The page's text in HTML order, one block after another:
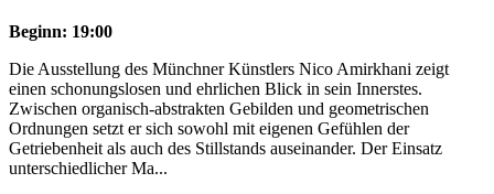
Beginn: 19:00
Die Ausstellung des Münchner Künstlers Nico Amirkhani zeigt
einen schonungslosen und ehrlichen Blick in sein Innerstes.
Zwischen organisch-abstrakten Gebilden und geometrischen
Ordnungen setzt er sich sowohl mit eigenen Gefühlen der
Getriebenheit als auch des Stillstands auseinander. Der Einsatz
unterschiedlicher Ma...